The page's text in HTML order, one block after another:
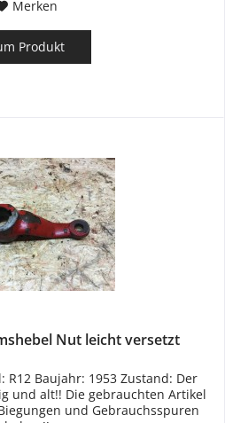
Merken
Produkt
Nut leicht versetzt
R12 Baujahr: 1953 Zustand: Der
und alt!! Die gebrauchten Artikel
und Gebrauchsspuren